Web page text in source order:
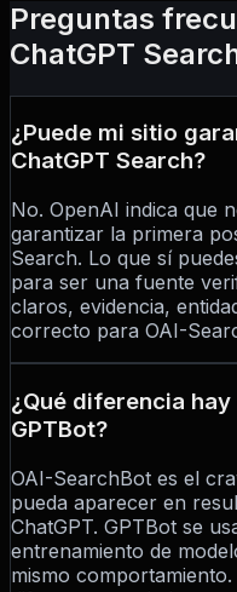
Preguntas
ChatGPT
¿Puede mi sitio
ChatGPT Search?
No. OpenAI indica que
garantizar la primera
Search. Lo que sí
para ser una fuente
claros, evidencia,
correcto para OAI-
¿Qué diferencia
GPTBot?
OAI-SearchBot es el
pueda aparecer en
ChatGPT. GPTBot se
entrenamiento de
mismo